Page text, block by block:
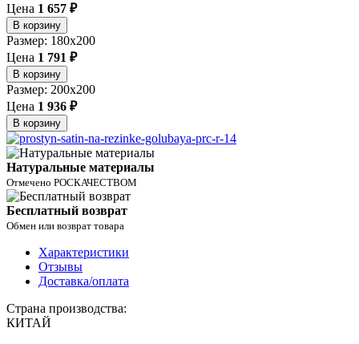
Цена 1 657 ₽
В корзину
Размер: 180x200
Цена 1 791 ₽
В корзину
Размер: 200x200
Цена 1 936 ₽
В корзину
Натуральные материалы
Отмечено РОСКАЧЕСТВОМ
Бесплатный возврат
Обмен или возврат товара
Характеристики
Отзывы
Доставка/оплата
Страна производства:
КИТАЙ